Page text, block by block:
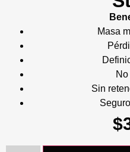
Masa
Sin
$